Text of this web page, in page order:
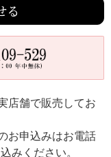
店舗で販売してお
お申込みはお電話
みください。
る